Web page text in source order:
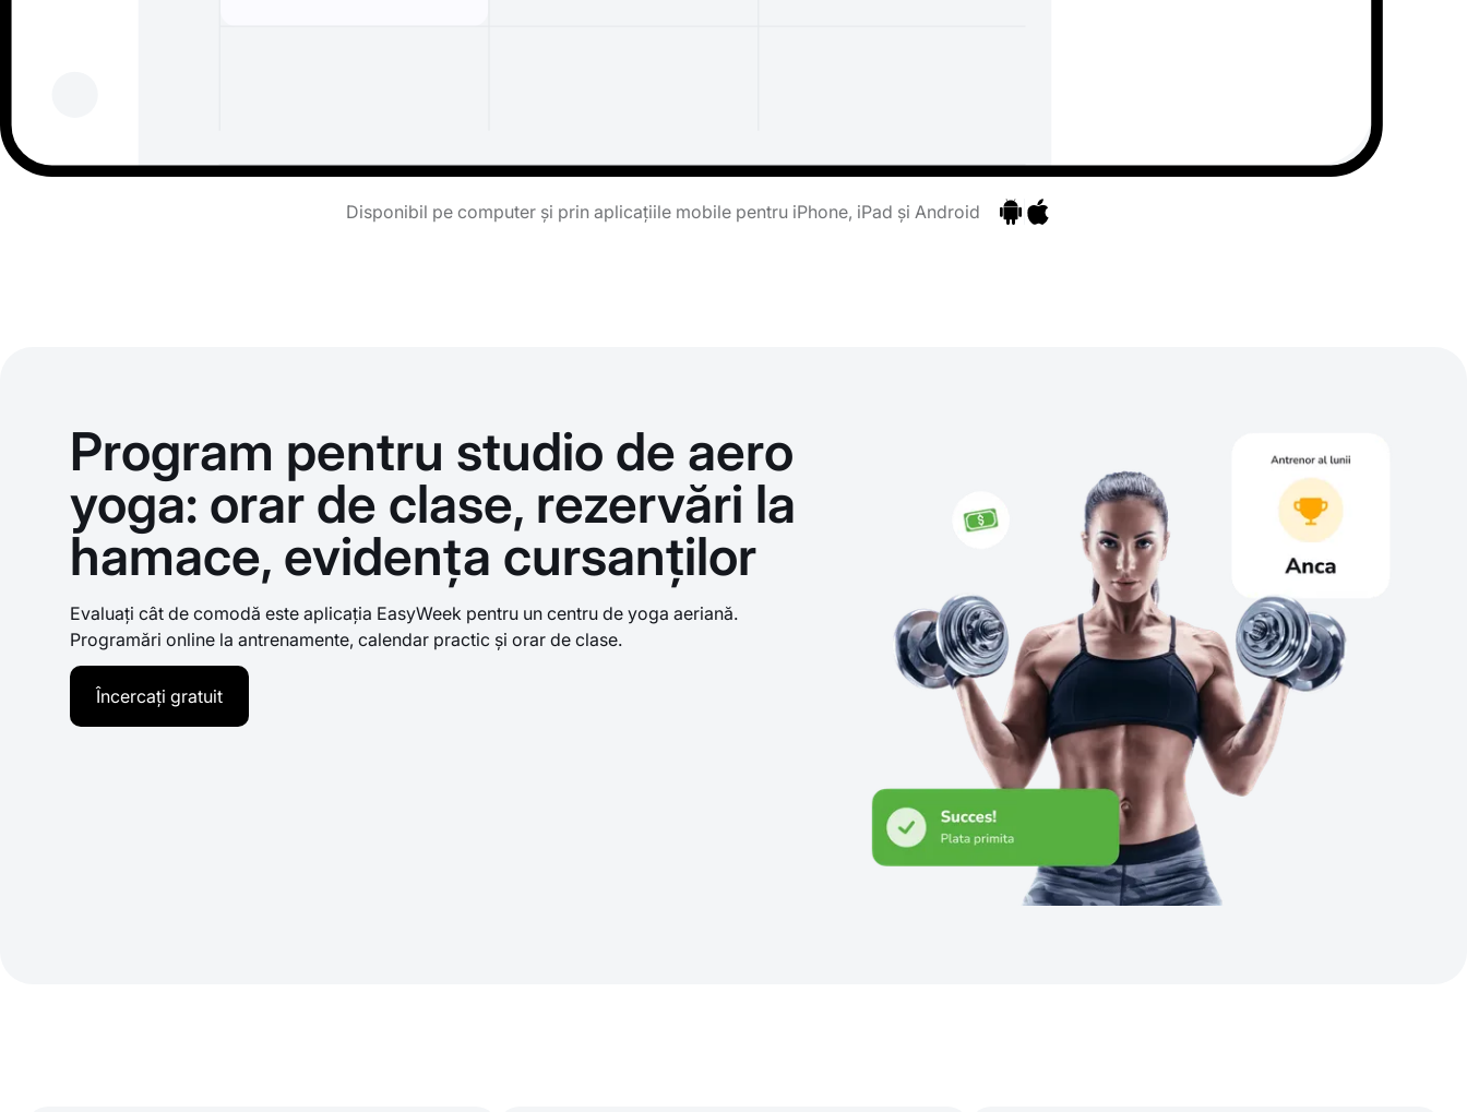
Disponibil pe computer și prin aplicațiile mobile pentru iPhone, iPad și Android
Program pentru studio de aero
yoga: orar de clase, rezervări la
hamace, evidența cursanților
Evaluați cât de comodă este aplicația EasyWeek pentru un centru de yoga aeriană.
Programări online la antrenamente, calendar practic și orar de clase.
Încercați gratuit